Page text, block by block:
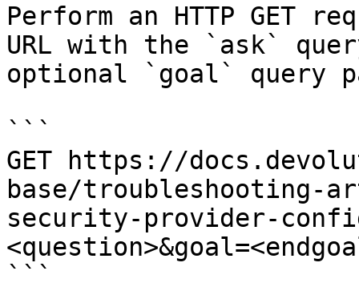
Perform an HTTP GET
URL with the `ask`
optional `goal` query
```
GET https://
base/
security-provider-
```